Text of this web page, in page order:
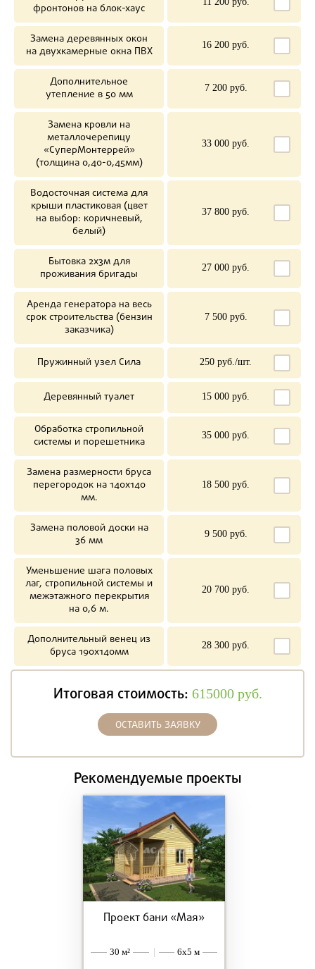
фронтонов на блок-хаус
Замена деревянных окон
на двухкамерные окна ПВХ
16 200 руб.
Дополнительное
утепление в 50 мм
7 200 руб.
Замена кровли на
металлочерепицу
«СуперМонтеррей»
(толщина 0,40-0,45мм)
33 000 руб.
Водосточная система для
крыши пластиковая (цвет
на выбор: коричневый,
белый)
37 800 руб.
Бытовка 2х3м для
проживания бригады
27 000 руб.
Аренда генератора на весь
срок строительства (бензин
заказчика)
7 500 руб.
Пружинный узел Сила 250 руб./шт.
Деревянный туалет 15 000 руб.
Обработка стропильной
системы и порешетника
35 000 руб.
Замена размерности бруса
перегородок на 140х140
мм.
18 500 руб.
Замена половой доски на
36 мм
9 500 руб.
Уменьшение шага половых
лаг, стропильной системы и
межэтажного перекрытия
на 0,6 м.
20 700 руб.
Дополнительный венец из
бруса 190х140мм
28 300 руб.
Итоговая стоимость: 615000 руб.
ОСТАВИТЬ ЗАЯВКУ
Рекомендуемые проекты
Проект бани «Мая»
30 м² 6x5 м